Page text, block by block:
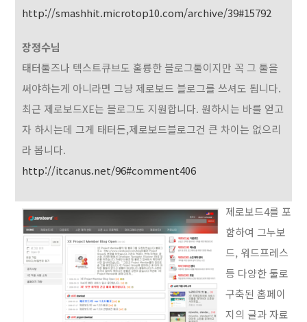
http://smashhit.microtop10.com/archive/39#15792
장정수님
태터툴즈나 텍스트큐브도 훌륭한 블로그툴이지만 꼭 그 툴을
써야하는게 아니라면 그냥 제로보드 블로그를 쓰셔도 됩니다.
최근 제로보드XE는 블로그도 지원합니다. 원하시는 바를 얻고
자 하시는데 그게 태터든,제로보드블로그건 큰 차이는 없으리
라 봅니다.
http://itcanus.net/96#comment406
제로보드4를 포
함하여 그누보
드, 워드프레스
등 다양한 툴로
구축된 홈페이
지의 글과 자료